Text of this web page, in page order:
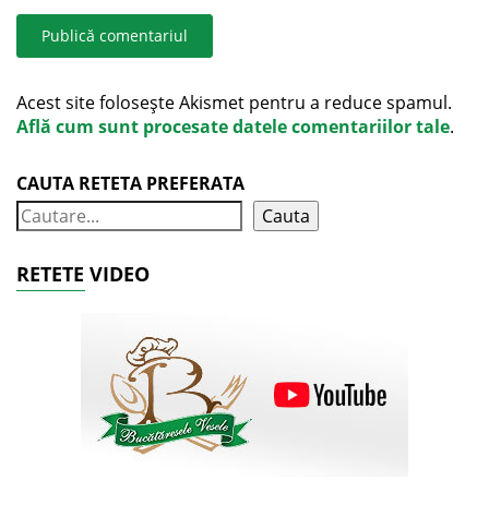
Acest site folosește Akismet pentru a reduce spamul.
Află cum sunt procesate datele comentariilor tale.
CAUTA RETETA PREFERATA
Cauta
RETETE VIDEO